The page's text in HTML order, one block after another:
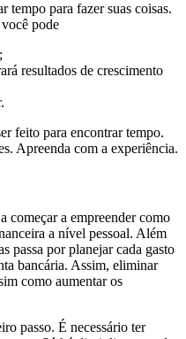
tempo para fazer suas coisas.
pode
resultados de crescimento
feito para encontrar tempo.
Apreenda com a experiência.
começar a empreender como
a nível pessoal. Além
passa por planejar cada gasto
bancária. Assim, eliminar
como aumentar os
passo. É necessário ter